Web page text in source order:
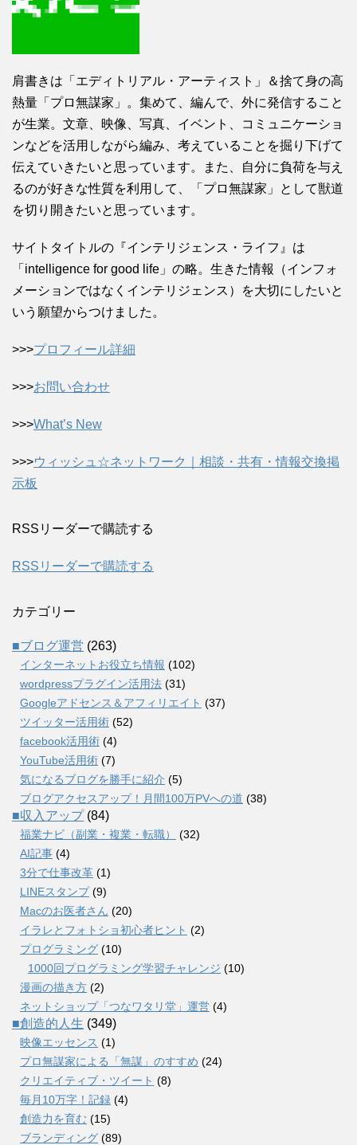
肩書きは「エディトリアル・アーティスト」＆捨て身の高
熱量「プロ無謀家」。集めて、編んで、外に発信すること
が生業。文章、映像、写真、イベント、コミュニケーショ
ンなどを活用しながら編み、考えていることを掘り下げて
伝えていきたいと思っています。また、自分に負荷を与え
るのが好きな性質を利用して、「プロ無謀家」として獣道
を切り開きたいと思っています。
サイトタイトルの『インテリジェンス・ライフ』は
「intelligence for good life」の略。生きた情報（インフォ
メーションではなくインテリジェンス）を大切にしたいと
いう願望からつけました。
>>>プロフィール詳細
>>>お問い合わせ
>>>What’s New
>>>ウィッシュ☆ネットワーク｜相談・共有・情報交換掲
示板
RSSリーダーで購読する
RSSリーダーで購読する
カテゴリー
■ブログ運営 (263)
インターネットお役立ち情報 (102)
wordpressプラグイン活用法 (31)
Googleアドセンス＆アフィリエイト (37)
ツイッター活用術 (52)
facebook活用術 (4)
YouTube活用術 (7)
気になるブログを勝手に紹介 (5)
ブログアクセスアップ！月間100万PVへの道 (38)
■収入アップ(84)
福業ナビ（副業・複業・転職）
(32)
AI記事 (4)
3分で仕事改革 (1)
LINEスタンプ(9)
Macのお医者さん (20)
イラレとフォトショ初心者ヒント (2)
プログラミング (10)
1000回プログラミング学習チャレンジ (10)
漫画の描き方 (2)
ネットショップ「つなワタリ堂」運営 (4)
■創造的人生 (349)
映像エッセンス (1)
プロ無謀家による「無謀」のすすめ (24)
クリエイティブ・ツイート (8)
毎月10万字！記録 (4)
創造力を育む (15)
ブランディング (89)